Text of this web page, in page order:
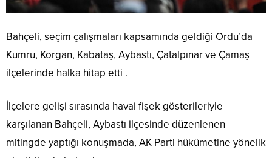
Bahçeli, seçim çalışmaları kapsamında geldiği Ordu’da
Kumru, Korgan, Kabataş, Aybastı, Çatalpınar ve Çamaş
ilçelerinde halka hitap etti .
İlçelere gelişi sırasında havai fişek gösterileriyle
karşılanan Bahçeli, Aybastı ilçesinde düzenlenen
mitingde yaptığı konuşmada, AK Parti hükümetine yönelik